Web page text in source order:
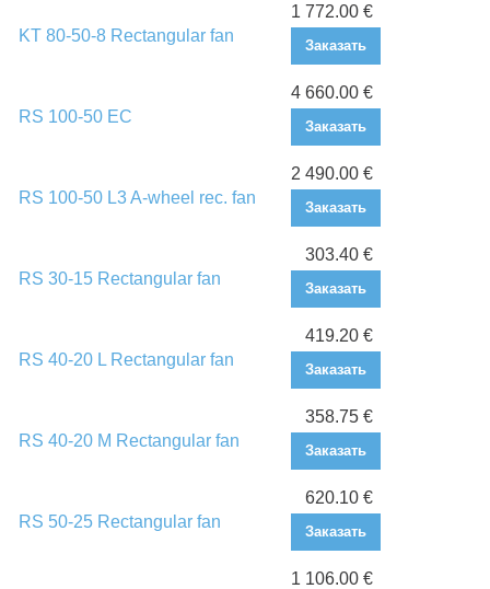
KT 80-50-8 Rectangular fan
1 772.00 €
Заказать
RS 100-50 EC
4 660.00 €
Заказать
RS 100-50 L3 A-wheel rec. fan
2 490.00 €
Заказать
RS 30-15 Rectangular fan
303.40 €
Заказать
RS 40-20 L Rectangular fan
419.20 €
Заказать
RS 40-20 M Rectangular fan
358.75 €
Заказать
RS 50-25 Rectangular fan
620.10 €
Заказать
1 106.00 €